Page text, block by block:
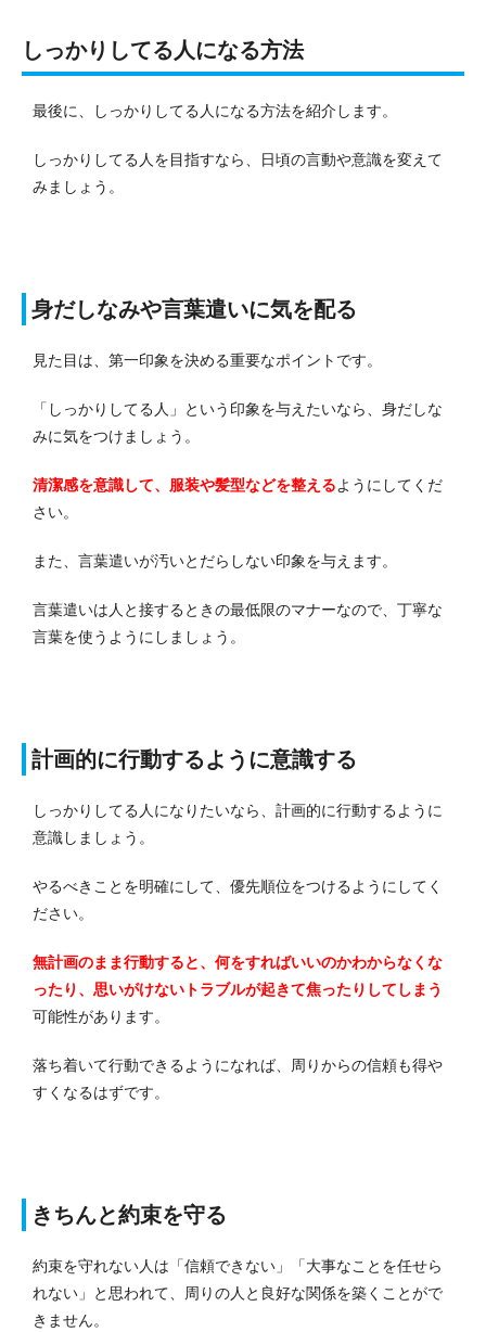
しっかりしてる人になる方法
最後に、しっかりしてる人になる方法を紹介します。
しっかりしてる人を目指すなら、日頃の言動や意識を変えて
みましょう。
身だしなみや言葉遣いに気を配る
見た目は、第一印象を決める重要なポイントです。
「しっかりしてる人」という印象を与えたいなら、身だしな
みに気をつけましょう。
清潔感を意識して、服装や髪型などを整えるようにしてくだ
さい。
また、言葉遣いが汚いとだらしない印象を与えます。
言葉遣いは人と接するときの最低限のマナーなので、丁寧な
言葉を使うようにしましょう。
計画的に行動するように意識する
しっかりしてる人になりたいなら、計画的に行動するように
意識しましょう。
やるべきことを明確にして、優先順位をつけるようにしてく
ださい。
無計画のまま行動すると、何をすればいいのかわからなくな
ったり、思いがけないトラブルが起きて焦ったりしてしまう
可能性があります。
落ち着いて行動できるようになれば、周りからの信頼も得や
すくなるはずです。
きちんと約束を守る
約束を守れない人は「信頼できない」「大事なことを任せら
れない」と思われて、周りの人と良好な関係を築くことがで
きません。